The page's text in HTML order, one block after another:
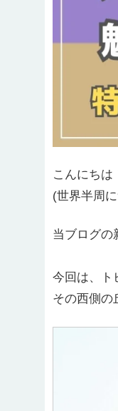
こんにちは
(世界半周
当ブログの
今回は、ト
その西側の